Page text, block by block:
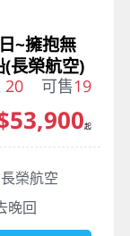
~擁抱無
長榮航空)
20 可售19
長榮航空
晚回
起